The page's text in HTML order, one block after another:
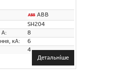
ABB
SH204
А:
8
кА:
6
4
Детальніше